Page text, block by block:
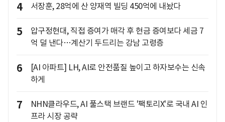
4 서장훈, 28억에 산 양재역 빌딩 450억에 내놨다
5
압구정현대, 직접 증여가 매각 후 현금 증여보다 세금 7
억 덜 낸다…계산기 두드리는 강남 고령층
6
[AI 아파트] LH, AI로 안전품질 높이고 하자보수는 신속
하게
7
NHN클라우드, AI 풀스택 브랜드 '팩토리X'로 국내 AI 인
프라 시장 공략